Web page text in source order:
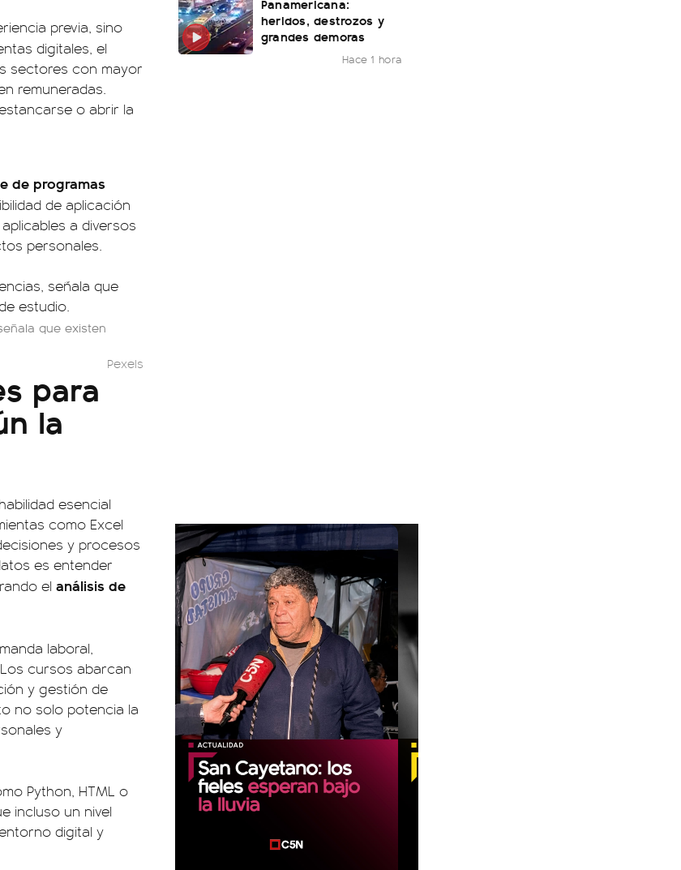
previa, sino
digitales, el
sectores con mayor
remuneradas.
o abrir la
de programas
de aplicación
a diversos
personales.
que existen
Pexels
para
la
esencial
como Excel
y procesos
es entender
el análisis de
laboral,
cursos abarcan
y gestión de
no solo potencia la
y
Python, HTML o
incluso un nivel
digital y
heridos, destrozos y
grandes demoras
Hace 1 hora